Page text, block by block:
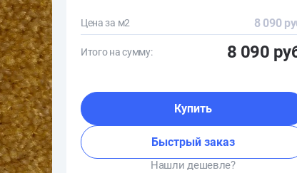
Цена за м2 8 090
Итого на сумму: 8 090
Купить
Быстрый заказ
Нашли дешевле?